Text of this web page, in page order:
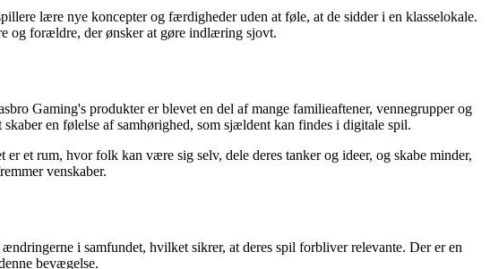
lære nye koncepter og færdigheder uden at føle, at de sidder i en klasselokale.
og forældre, der ønsker at gøre indlæring sjovt.
Gaming's produkter er blevet en del af mange familieaftener, vennegrupper og
en følelse af samhørighed, som sjældent kan findes i digitale spil.
et rum, hvor folk kan være sig selv, dele deres tanker og ideer, og skabe minder,
venskaber.
i samfundet, hvilket sikrer, at deres spil forbliver relevante. Der er en
bevægelse.